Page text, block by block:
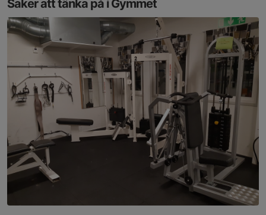
Saker att tänka på i Gymmet